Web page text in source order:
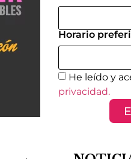
Horario
He leído y
privacidad.